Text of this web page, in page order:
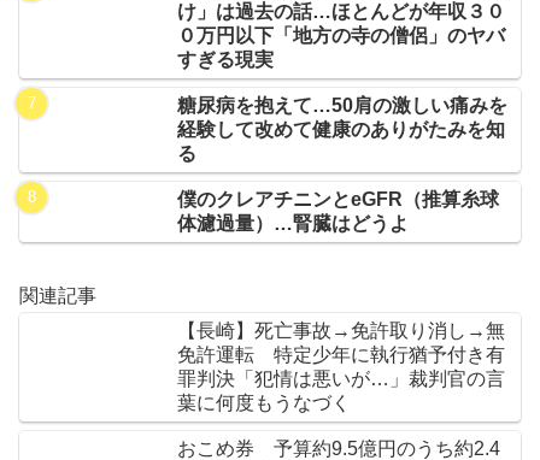
け」は過去の話…ほとんどが年収３０
０万円以下「地方の寺の僧侶」のヤバ
すぎる現実
糖尿病を抱えて…50肩の激しい痛みを
経験して改めて健康のありがたみを知
る
僕のクレアチニンとeGFR（推算糸球
体濾過量）…腎臓はどうよ
関連記事
【長崎】死亡事故→免許取り消し→無
免許運転 特定少年に執行猶予付き有
罪判決「犯情は悪いが…」裁判官の言
葉に何度もうなづく
おこめ券 予算約9.5億円のうち約2.4